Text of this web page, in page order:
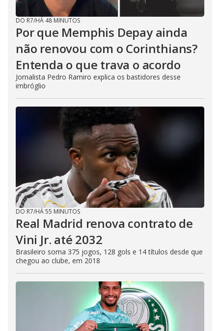
DO R7/HÁ 48 MINUTOS
Por que Memphis Depay ainda
não renovou com o Corinthians?
Entenda o que trava o acordo
Jornalista Pedro Ramiro explica os bastidores desse
imbróglio
DO R7/HÁ 55 MINUTOS
Real Madrid renova contrato de
Vini Jr. até 2032
Brasileiro soma 375 jogos, 128 gols e 14 títulos desde que
chegou ao clube, em 2018